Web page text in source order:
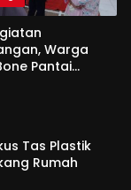
Warga
Pantai
Tas Plastik
Rumah